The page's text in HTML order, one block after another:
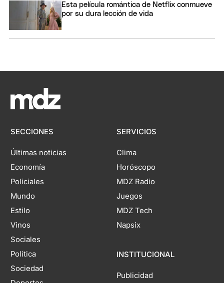
Esta película romántica de Netflix conmueve
por su dura lección de vida
SECCIONES
Últimas noticias
Economía
Policiales
Mundo
Estilo
Vinos
Sociales
Política
Sociedad
SERVICIOS
Clima
Horóscopo
MDZ Radio
Juegos
MDZ Tech
Napsix
INSTITUCIONAL
Publicidad